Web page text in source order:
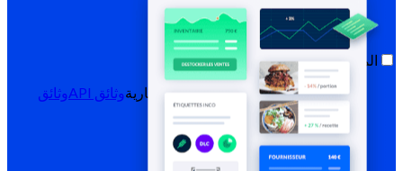
الموارد
المدونةمركز المساعدةالنشرات الإخباريةوثائق API
وثائق
MCP